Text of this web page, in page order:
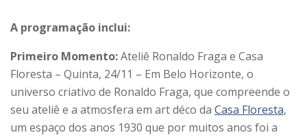
A programação inclui:
Primeiro Momento:Ateliê Ronaldo Fraga e Casa
Floresta – Quinta, 24/11 – Em Belo Horizonte, o
universo criativo de Ronaldo Fraga, que compreende o
seu ateliê e a atmosfera em art déco da Casa Floresta,
um espaço dos anos 1930 que por muitos anos foi a